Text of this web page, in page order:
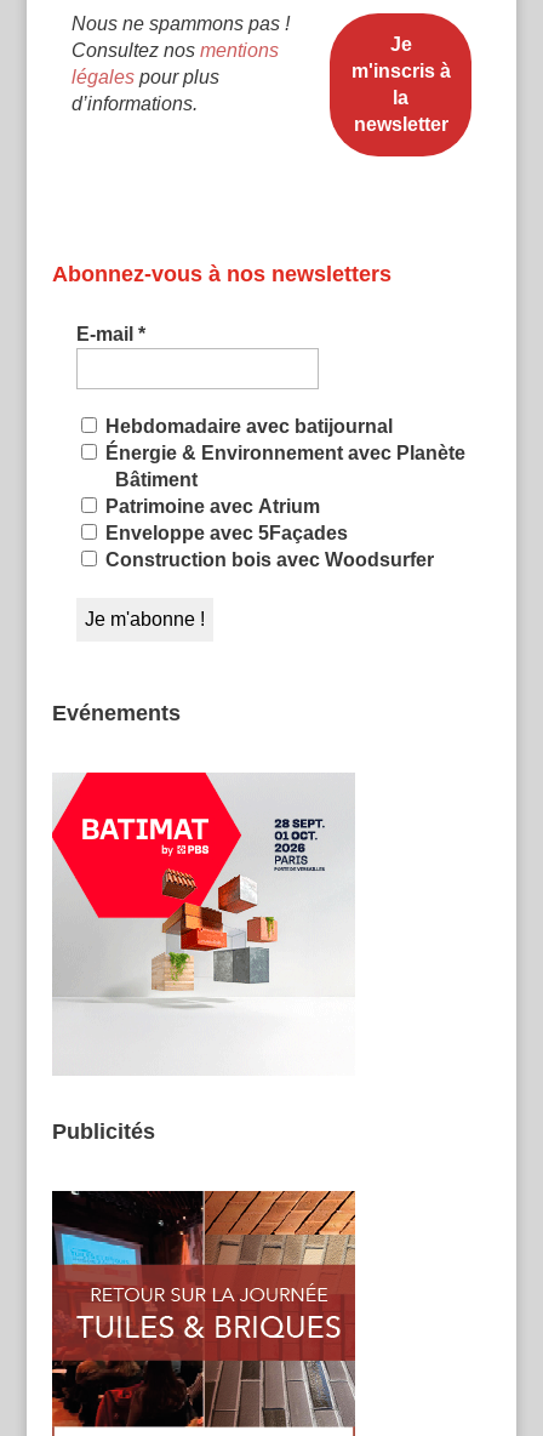
Nous ne spammons pas !
Consultez nos mentions
légalespour plus
d’informations.
Abonnez-vous à nos newsletters
E-mail *
Hebdomadaire avec batijournal
Énergie & Environnement avec Planète
Bâtiment
Patrimoine avec Atrium
Enveloppe avec 5Façades
Construction bois avec Woodsurfer
Evénements
Publicités